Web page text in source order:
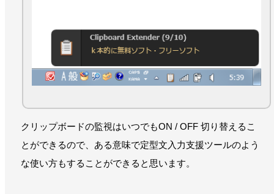
クリップボードの監視はいつでもON / OFF 切り替えるこ
とができるので、ある意味で定型文入力支援ツールのよう
な使い方もすることができると思います。